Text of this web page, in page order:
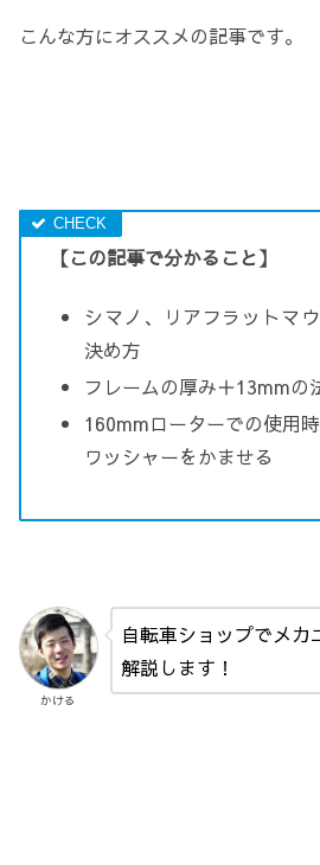
こんな方にオススメの記事です。
【この記事で分かること】
シマノ、リアフラットマ
決め方
フレームの厚み＋13mmの
160mmローターでの使用
ワッシャーをかませる
かける
自転車ショップでメ
解説します！